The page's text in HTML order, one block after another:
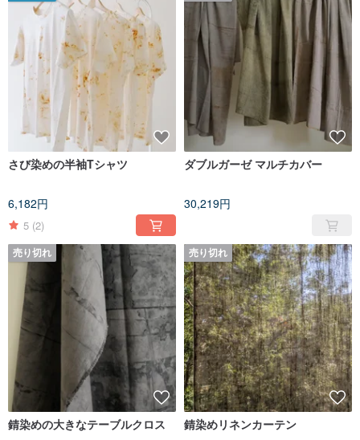
さび染めの半袖Tシャツ
6,182円
5 (2)
ダブルガーゼ マルチカバー
30,219円
売り切れ
錆染めの大きなテーブルクロス
売り切れ
錆染めリネンカーテン